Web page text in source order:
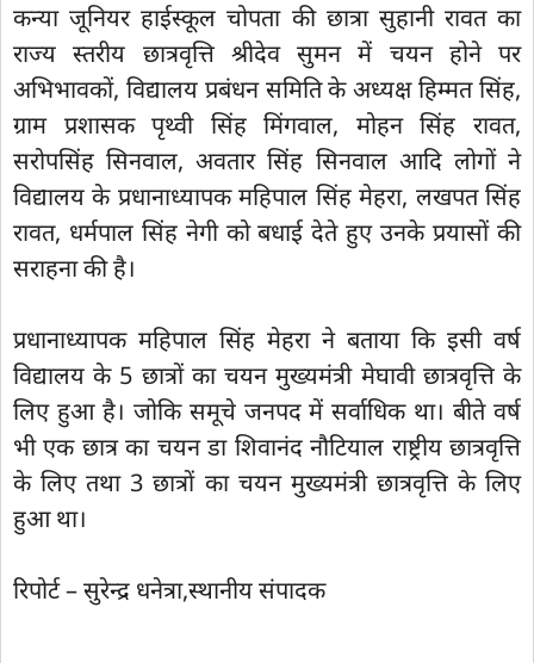
कन्या जूनियर हाईस्कूल चोपता की छात्रा सुहानी रावत का
राज्य स्तरीय छात्रवृत्ति श्रीदेव सुमन में चयन होने पर
अभिभावकों, विद्यालय प्रबंधन समिति के अध्यक्ष हिम्मत सिंह,
ग्राम प्रशासक पृथ्वी सिंह मिंगवाल, मोहन सिंह रावत,
सरोपसिंह सिनवाल, अवतार सिंह सिनवाल आदि लोगों ने
विद्यालय के प्रधानाध्यापक महिपाल सिंह मेहरा, लखपत सिंह
रावत, धर्मपाल सिंह नेगी को बधाई देते हुए उनके प्रयासों की
सराहना की है।
प्रधानाध्यापक महिपाल सिंह मेहरा ने बताया कि इसी वर्ष
विद्यालय के 5 छात्रों का चयन मुख्यमंत्री मेघावी छात्रवृत्ति के
लिए हुआ है। जोकि समूचे जनपद में सर्वाधिक था। बीते वर्ष
भी एक छात्र का चयन डा शिवानंद नौटियाल राष्ट्रीय छात्रवृत्ति
के लिए तथा 3 छात्रों का चयन मुख्यमंत्री छात्रवृत्ति के लिए
हुआ था।
रिपोर्ट – सुरेन्द्र धनेत्रा,स्थानीय संपादक